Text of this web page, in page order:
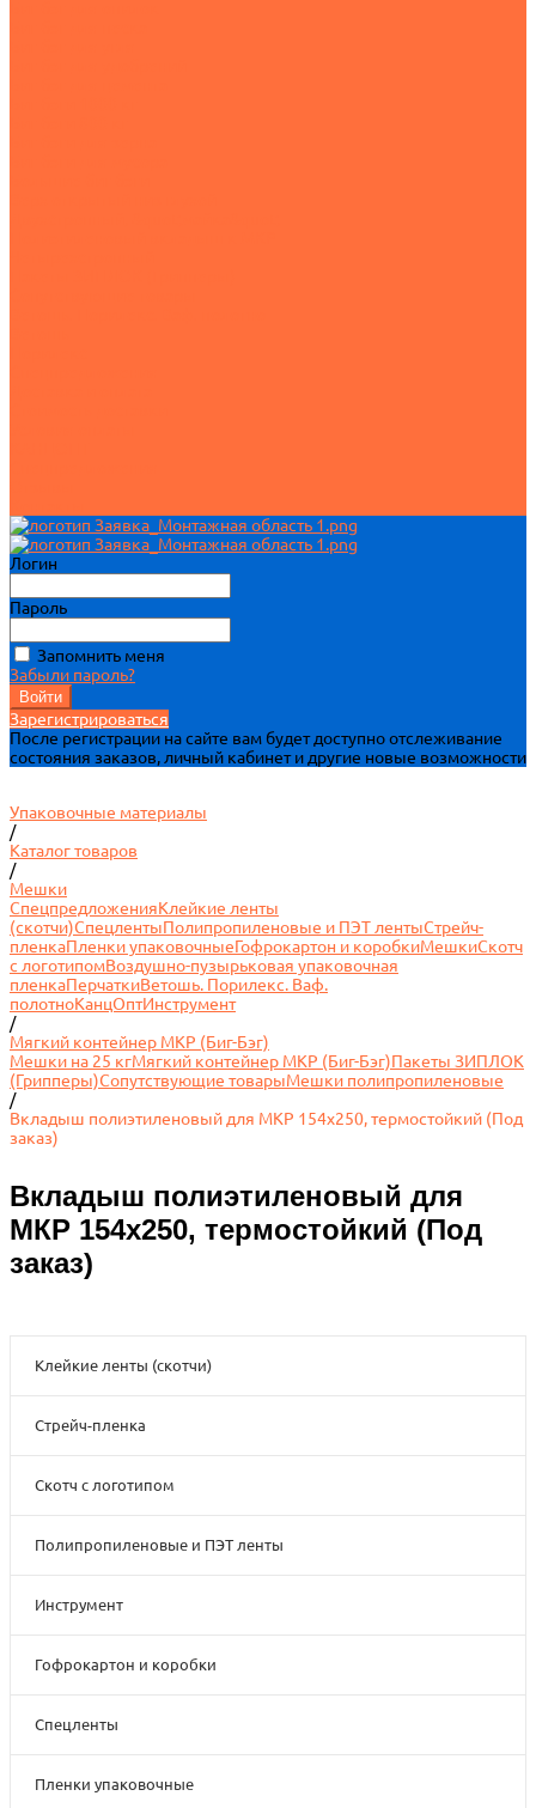
Логин
Пароль
Запомнить меня
Забыли пароль?
Зарегистрироваться
После регистрации на сайте вам будет доступно отслеживание
состояния заказов, личный кабинет и другие новые возможности
Упаковочные материалы
/
Каталог товаров
/
Мешки
СпецпредложенияКлейкие ленты
(скотчи)СпецлентыПолипропиленовые и ПЭТ лентыСтрейч-
пленкаПленки упаковочныеГофрокартон и коробкиМешкиСкотч
с логотипомВоздушно-пузырьковая упаковочная
пленкаПерчаткиВетошь. Порилекс. Ваф.
полотноКанцОптИнструмент
/
Мягкий контейнер МКР (Биг-Бэг)
Мешки на 25 кгМягкий контейнер МКР (Биг-Бэг)Пакеты ЗИПЛОК
(Грипперы)Сопутствующие товарыМешки полипропиленовые
/
Вкладыш полиэтиленовый для МКР 154x250, термостойкий (Под
заказ)
Вкладыш полиэтиленовый для
МКР 154x250, термостойкий (Под
заказ)
Клейкие ленты (скотчи)
Стрейч-пленка
Скотч с логотипом
Полипропиленовые и ПЭТ ленты
Инструмент
Гофрокартон и коробки
Спецленты
Пленки упаковочные